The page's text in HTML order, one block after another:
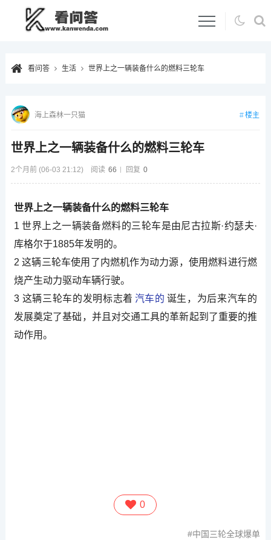
看问答 生活 世界上之一辆装备什么的燃料三轮车
世界上之一辆装备什么的燃料三轮车
2个月前 (06-03 21:12) 阅读 66 回复 0
海上森林一只猫 楼主
世界上之一辆装备什么的燃料三轮车
1 世界上之一辆装备燃料的三轮车是由尼古拉斯·约瑟夫·
库格尔于1885年发明的。
2 这辆三轮车使用了内燃机作为动力源，使用燃料进行燃
烧产生动力驱动车辆行驶。
3 这辆三轮车的发明标志着 汽车的 诞生，为后来汽车的
发展奠定了基础，并且对交通工具的革新起到了重要的推
动作用。
0
中国三轮全球爆单